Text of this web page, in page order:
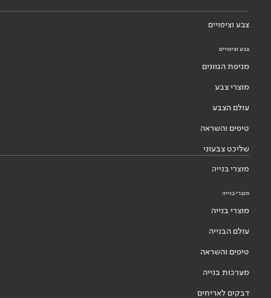
צבע וציפויים
צבע וציפויים
מניפת הגוונים
מוצרי צבע
עולם הצבע
טיפים והשראה
שליכט צבעוני
מוצרי בנייה
מוצרי בנייה
מוצרי בנייה
עולם הבנייה
טיפים והשראה
מערכות בנייה
דבקים לאריחים